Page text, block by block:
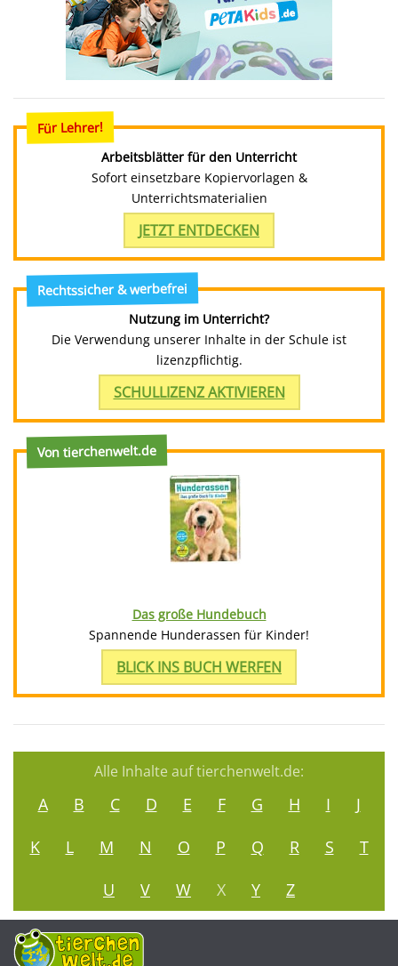
Für Lehrer!
Arbeitsblätter für den Unterricht
Sofort einsetzbare Kopiervorlagen &
Unterrichtsmaterialien
JETZT ENTDECKEN
Rechtssicher & werbefrei
Nutzung im Unterricht?
Die Verwendung unserer Inhalte in der Schule ist
lizenzpflichtig.
SCHULLIZENZ AKTIVIEREN
Von tierchenwelt.de
Das große Hundebuch
Spannende Hunderassen für Kinder!
BLICK INS BUCH WERFEN
Alle Inhalte auf tierchenwelt.de:
A B C D E F G H I
J
K
L M N O P Q R S
T
U
V W X Y Z